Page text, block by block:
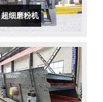
超细磨粉机